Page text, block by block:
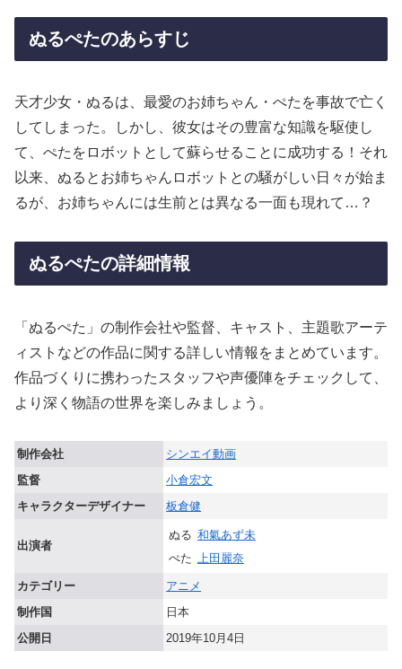
ぬるぺたのあらすじ
天才少女・ぬるは、最愛のお姉ちゃん・ぺたを事故で亡く
してしまった。しかし、彼女はその豊富な知識を駆使し
て、ぺたをロボットとして蘇らせることに成功する！それ
以来、ぬるとお姉ちゃんロボットとの騒がしい日々が始ま
るが、お姉ちゃんには生前とは異なる一面も現れて…？
ぬるぺたの詳細情報
「ぬるぺた」の制作会社や監督、キャスト、主題歌アーテ
ィストなどの作品に関する詳しい情報をまとめています。
作品づくりに携わったスタッフや声優陣をチェックして、
より深く物語の世界を楽しみましょう。
制作会社
シンエイ動画
監督
小倉宏文
キャラクターデザイナー
板倉健
出演者
ぬる 和氣あず未
ぺた
上田麗奈
カテゴリー
アニメ
制作国
日本
公開日
2019年10月4日